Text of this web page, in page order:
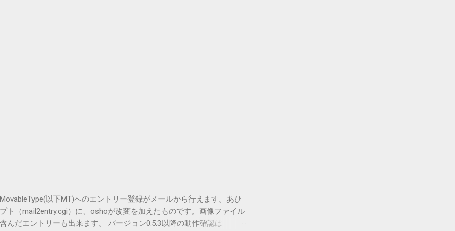
以下MT)へのエントリー登録がメールから行えます。あひ
ト（mail2entry.cgi）に、oshoが改変を加えたものです。画像ファイル
んだエントリーも出来ます。 バージョン0.5.3以降の動作確認は